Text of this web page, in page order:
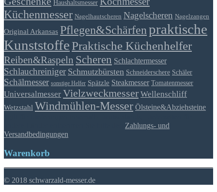
Haushaltsmesser
Küchenmesser Nagelhautscheren Nagelscheren Nagelzangen
Original Arkansas Pflegen&Schärfenpraktische
KunststoffePraktische Küchenhelfer
Reiben&Raspeln Scheren Schlachtermesser
Schlauchreiniger Schmutzbürsten Schneiderschere Schäler
Schälmesser sonstige Helfer Spätzle Steakmesser Tomatenmesser
Universalmesser Vielzweckmesser Wellenschliff
Wetzstahl Windmühlen-Messer Ölsteine&Abziehsteine
Zahlungs- und
Versandbedingungen
Warenkorb
© 2018 schwarzald-messer.de